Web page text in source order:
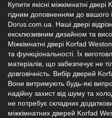
Купити якісні міжкімнатні
гідним доповненням до вашого
Dorus.com.ua. Наші двері
ексклюзивним дизайном та
Міжкімнатні двері Korfad
та функціональності. Їх
матеріалів, що забезпечує не
довговічність. Вибір дверей
Вони витримують будь-які
надійну захист від шуму та
не потребує складних
міжкімнатних дверей Korfad